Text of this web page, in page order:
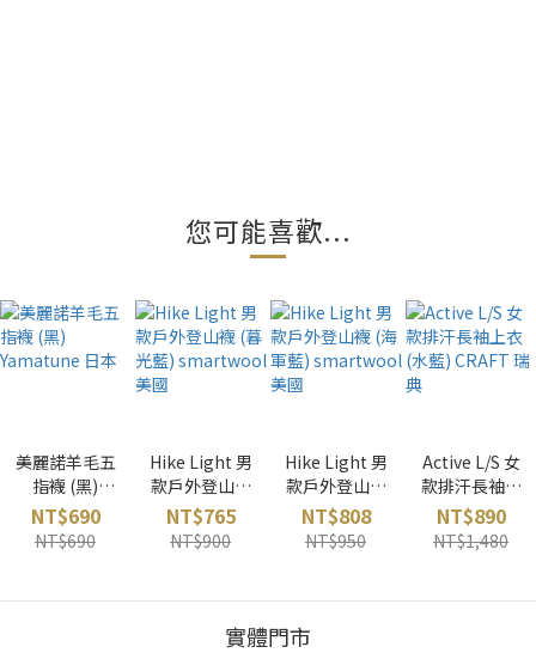
您可能喜歡...
美麗諾羊毛五
指襪 (黑)
Yamatune 日
本
NT$690
NT$690
Hike Light 男
款戶外登山襪
(暮光藍)
smartwool
美國
NT$765
NT$900
Hike Light 男
款戶外登山襪
(海軍藍)
smartwool
美國
NT$808
NT$950
Active L/S 女
款排汗長袖上
衣 (水藍)
CRAFT 瑞典
NT$890
NT$1,480
實體門市